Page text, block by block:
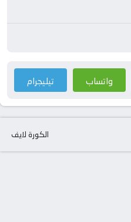
واتساب تيليجرام
الكورة لايف